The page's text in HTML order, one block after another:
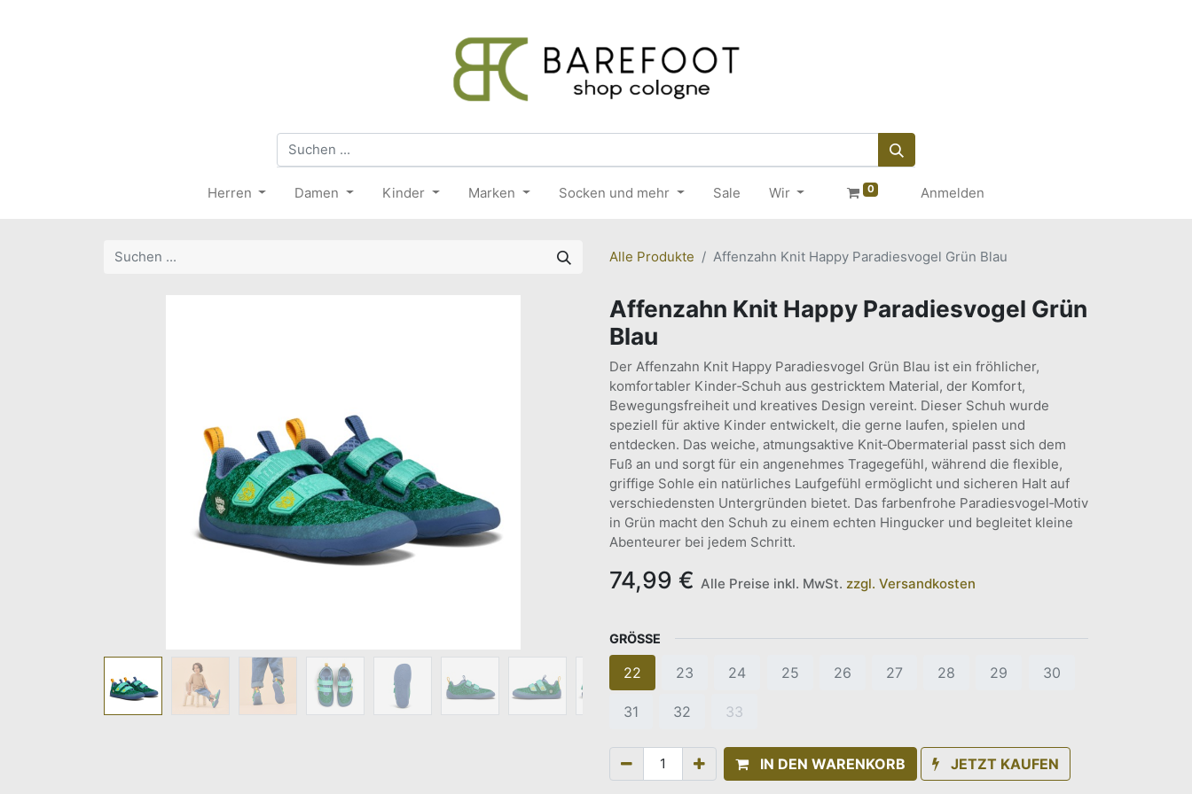
Herren Damen Kinder Marken Socken und mehr Sale Wir 0 Anmelden
Alle Produkte Affenzahn Knit Happy Paradiesvogel Grün Blau
Affenzahn Knit Happy Paradiesvogel Grün
Blau
Der Affenzahn Knit Happy Paradiesvogel Grün Blau ist ein fröhlicher,
komfortabler Kinder‑Schuh aus gestricktem Material, der Komfort,
Bewegungsfreiheit und kreatives Design vereint. Dieser Schuh wurde
speziell für aktive Kinder entwickelt, die gerne laufen, spielen und
entdecken. Das weiche, atmungsaktive Knit‑Obermaterial passt sich dem
Fuß an und sorgt für ein angenehmes Tragegefühl, während die flexible,
griffige Sohle ein natürliches Laufgefühl ermöglicht und sicheren Halt auf
verschiedensten Untergründen bietet. Das farbenfrohe Paradiesvogel‑Motiv
in Grün macht den Schuh zu einem echten Hingucker und begleitet kleine
Abenteurer bei jedem Schritt.
74,99 € Alle Preise inkl. MwSt. zzgl. Versandkosten
GRÖSSE
22 23 24 25 26 27 28 29 30
31 32 33
IN DEN WARENKORB JETZT KAUFEN